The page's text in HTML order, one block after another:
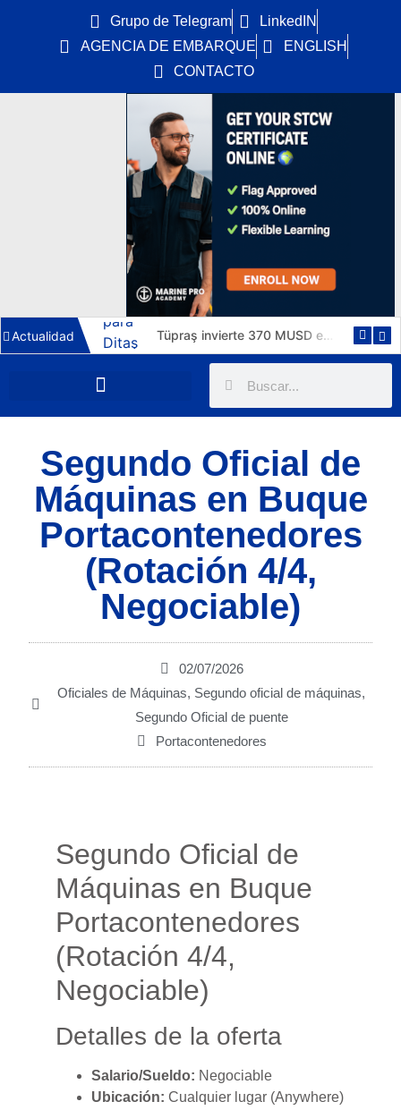
Grupo de Telegram
LinkedIN
AGENCIA DE EMBARQUE
ENGLISH
CONTACTO
Actualidad
DryDel asegura cinco años de cobertura de K Line para sus cuatro nuevos capesize de 182.000 TPM Tüpraş invierte 370 MUSD en cuatro suezmax para Ditaş y triplicará su flota de crudo en 2029
Segundo Oficial de
Máquinas en Buque
Portacontenedores
(Rotación 4/4,
Negociable)
02/07/2026
Oficiales de Máquinas, Segundo oficial de máquinas,
Segundo Oficial de puente
Portacontenedores
Segundo Oficial de
Máquinas en Buque
Portacontenedores
(Rotación 4/4,
Negociable)
Detalles de la oferta
Salario/Sueldo: Negociable
Ubicación: Cualquier lugar (Anywhere)